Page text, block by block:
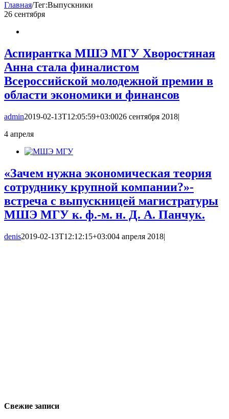
Главная/Тег:Выпускники
26 сентября
Аспирантка МШЭ МГУ Хворостяная
Анна стала финалистом
Всероссийской молодежной премии в
области экономики и финансов
admin2019-02-13T12:05:59+03:0026 сентября 2018|
4 апреля
«Зачем нужна экономическая теория
сотруднику крупной компании?»-
встреча с выпускницей магистратуры
МШЭ МГУ к. ф.-м. н. Д. А. Панчук.
denis2019-02-13T12:12:15+03:004 апреля 2018|
Свежие записи